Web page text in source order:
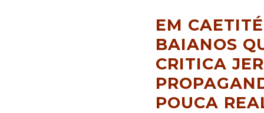
EM
BAIANOS
CRITICA
POUCA